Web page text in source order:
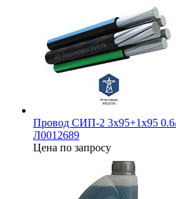
Провод СИП-2 3х95+1х95
Л0012689
Цена по запросу